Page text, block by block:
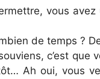
vous avez
de temps ?
c’est que
Ah oui, vous